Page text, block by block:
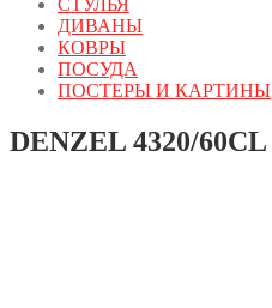
СТУЛЬЯ
ДИВАНЫ
КОВРЫ
ПОСУДА
ПОСТЕРЫ И КАРТИНЫ
DENZEL 4320/60CL